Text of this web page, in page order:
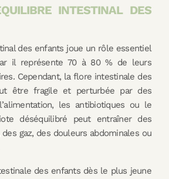
INTESTINAL DES
des enfants joue un rôle essentiel
il représente 70 à 80 % de leurs
Cependant, la flore intestinale des
être fragile et perturbée par des
les antibiotiques ou le
déséquilibré peut entraîner des
gaz, des douleurs abdominales ou
des enfants dès le plus jeune